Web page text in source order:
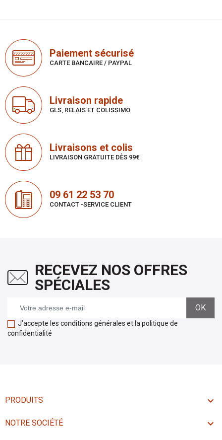
Paiement sécurisé
CARTE BANCAIRE / PAYPAL
Livraison rapide
GLS, RELAIS ET COLISSIMO
Livraisons et colis
LIVRAISON GRATUITE DÈS 99€
09 61 22 53 70
CONTACT -SERVICE CLIENT
RECEVEZ NOS OFFRES
SPÉCIALES
J'accepte les conditions générales et la politique de
confidentialité
PRODUITS 
NOTRE SOCIÉTÉ 